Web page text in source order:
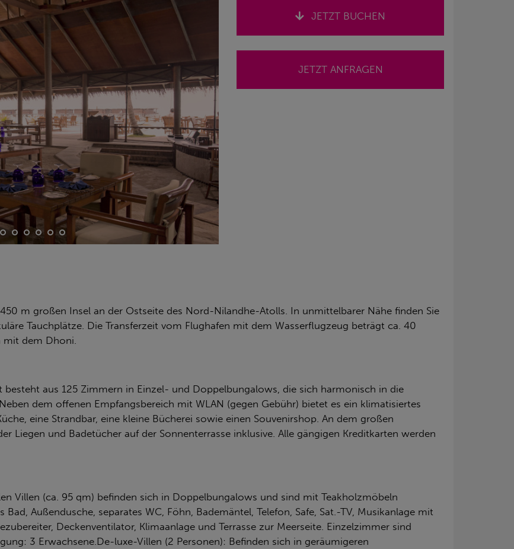
JETZT BUCHEN
JETZT ANFRAGEN
m großen Insel an der Ostseite des Nord-Nilandhe-Atolls. In unmittelbarer Nähe finden Sie
Tauchplätze. Die Transferzeit vom Flughafen mit dem Wasserflugzeug beträgt ca. 40
dem Dhoni.
besteht aus 125 Zimmern in Einzel- und Doppelbungalows, die sich harmonisch in die
dem offenen Empfangsbereich mit WLAN (gegen Gebühr) bietet es ein klimatisiertes
eine Strandbar, eine kleine Bücherei sowie einen Souvenirshop. An dem großen
Liegen und Badetücher auf der Sonnenterrasse inklusive. Alle gängigen Kreditkarten werden
Villen (ca. 95 qm) befinden sich in Doppelbungalows und sind mit Teakholzmöbeln
Außendusche, separates WC, Föhn, Bademäntel, Telefon, Safe, Sat.-TV, Musikanlage mit
Deckenventilator, Klimaanlage und Terrasse zur Meerseite. Einzelzimmer sind
3 Erwachsene.De-luxe-Villen (2 Personen): Befinden sich in geräumigeren